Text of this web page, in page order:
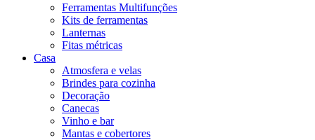
Ferramentas Multifunções
Kits de ferramentas
Lanternas
Fitas métricas
Casa
Atmosfera e velas
Brindes para cozinha
Decoração
Canecas
Vinho e bar
Mantas e cobertores